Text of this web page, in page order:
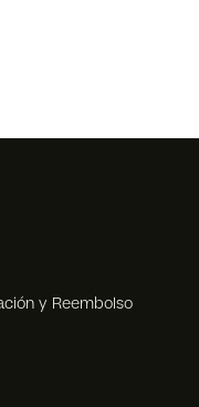
y Reembolso